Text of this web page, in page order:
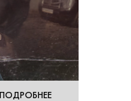
ПОДРОБНЕЕ